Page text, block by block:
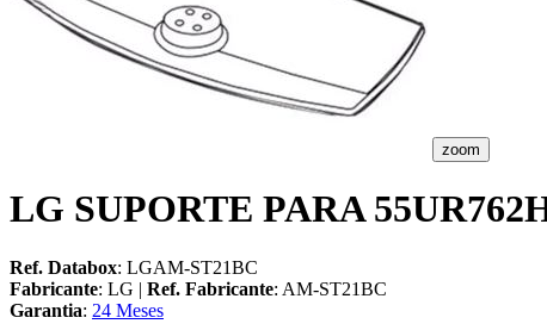
zoom
LG SUPORTE PARA
Ref. Databox: LGAM-ST21BC
Fabricante: LG | Ref. Fabricante: AM-ST21BC
Garantia: 24 Meses